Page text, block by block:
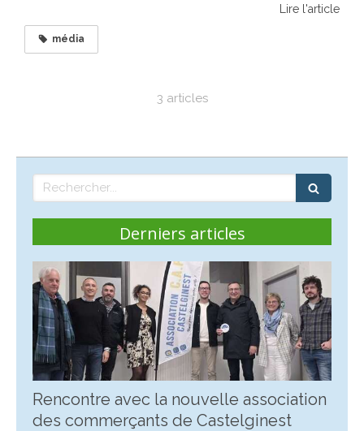
Lire l'article
média
3 articles
Rechercher
Derniers articles
Rencontre avec la nouvelle association
des commerçants de Castelginest